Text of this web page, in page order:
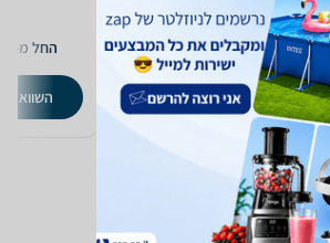
החל מ-579
₪
השוואת מחירים
החל מ-
השוואת